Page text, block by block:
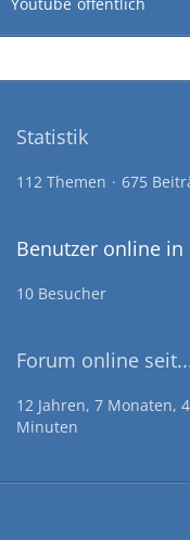
Statistik
112 Themen 675
Benutzer online
10 Besucher
Forum online
12 Jahren, 7 Monaten,
Minuten